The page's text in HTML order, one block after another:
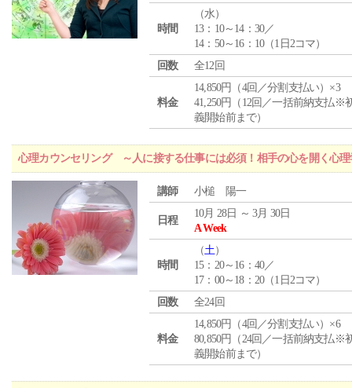
時間
（水）
13：10～14：30／
14：50～16：10（1日2コマ）
回数
全12回
料金
14,850円（4回／分割支払い）×3
41,250円（12回／一括前納支払※
義開始前まで）
心理カウンセリング ～人に接する仕事には必須！相手の心を開く心理
講師 小槌 陽一
日程
10月 28日 ～ 3月 30日
A Week
時間
（土）
15：20～16：40／
17：00～18：20（1日2コマ）
回数
全24回
料金
14,850円（4回／分割支払い）×6
80,850円（24回／一括前納支払※
義開始前まで）